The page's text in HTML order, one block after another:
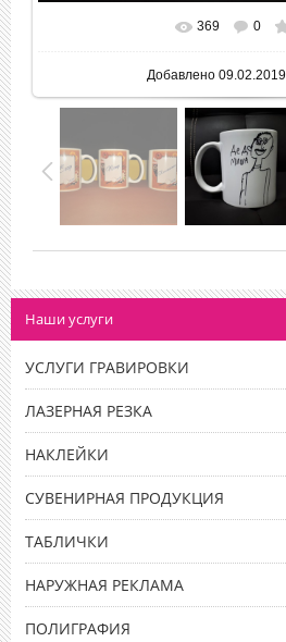
369 0
Добавлено 09.02.2019
Наши услуги
УСЛУГИ ГРАВИРОВКИ
ЛАЗЕРНАЯ РЕЗКА
НАКЛЕЙКИ
СУВЕНИРНАЯ ПРОДУКЦИЯ
ТАБЛИЧКИ
НАРУЖНАЯ РЕКЛАМА
ПОЛИГРАФИЯ